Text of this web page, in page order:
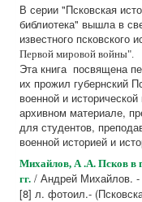
В серии "Псковская
библиотека" вышла в
известного псковского
Первой мировой войны".
Эта книга посвящена
их прожил губернский
военной и
архивном материале,
для студентов,
военной историей и
Михайлов, А .А. Псков в
гг. / Андрей Михайлов.
[8] л. фотоил.-